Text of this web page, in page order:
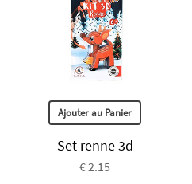
Ajouter au Panier
Set renne 3d
€ 2.15